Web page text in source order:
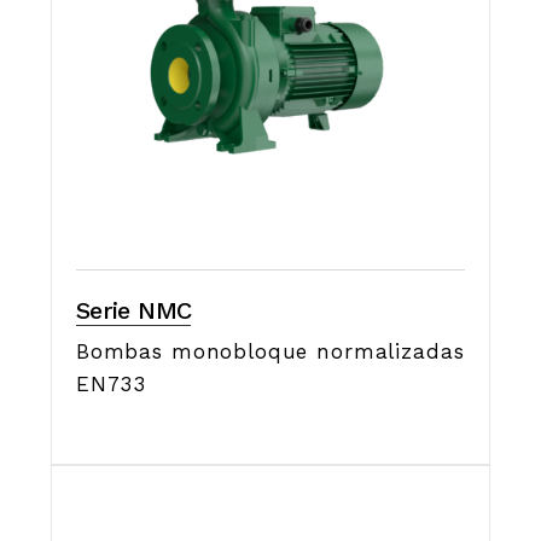
Serie NMC
Bombas monobloque normalizadas
EN733